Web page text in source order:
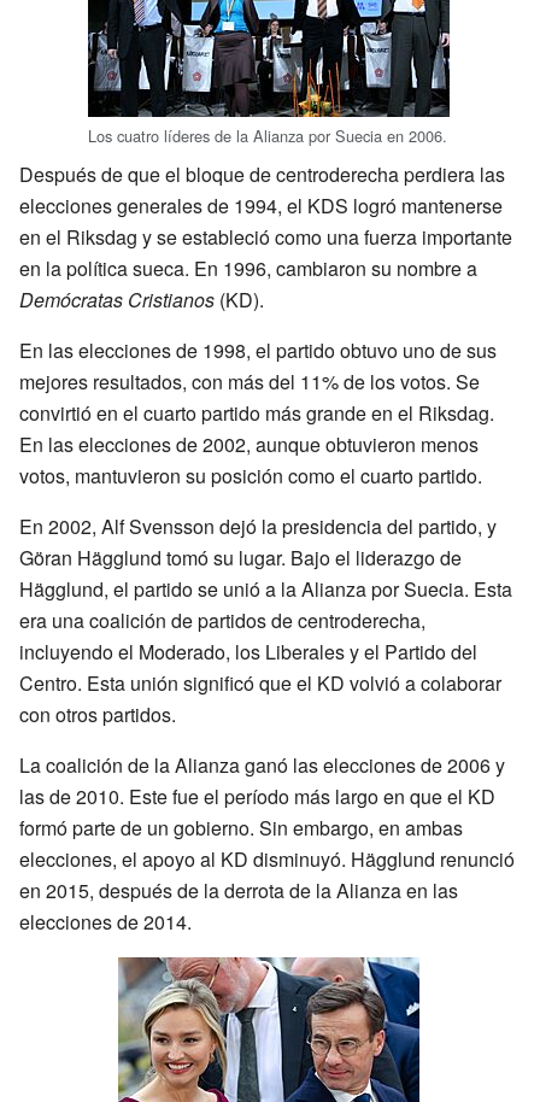
Los cuatro líderes de la Alianza por Suecia en 2006.
Después de que el bloque de centroderecha perdiera las
elecciones generales de 1994, el KDS logró mantenerse
en el Riksdag y se estableció como una fuerza importante
en la política sueca. En 1996, cambiaron su nombre a
Demócratas Cristianos (KD).
En las elecciones de 1998, el partido obtuvo uno de sus
mejores resultados, con más del 11% de los votos. Se
convirtió en el cuarto partido más grande en el Riksdag.
En las elecciones de 2002, aunque obtuvieron menos
votos, mantuvieron su posición como el cuarto partido.
En 2002, Alf Svensson dejó la presidencia del partido, y
Göran Hägglund tomó su lugar. Bajo el liderazgo de
Hägglund, el partido se unió a la Alianza por Suecia. Esta
era una coalición de partidos de centroderecha,
incluyendo el Moderado, los Liberales y el Partido del
Centro. Esta unión significó que el KD volvió a colaborar
con otros partidos.
La coalición de la Alianza ganó las elecciones de 2006 y
las de 2010. Este fue el período más largo en que el KD
formó parte de un gobierno. Sin embargo, en ambas
elecciones, el apoyo al KD disminuyó. Hägglund renunció
en 2015, después de la derrota de la Alianza en las
elecciones de 2014.